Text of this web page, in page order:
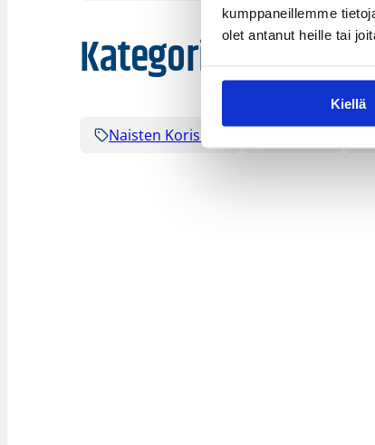
kumppaneillemme
olet antanut heille tai
Kiellä
Kategoriat
Naisten Korisliiga